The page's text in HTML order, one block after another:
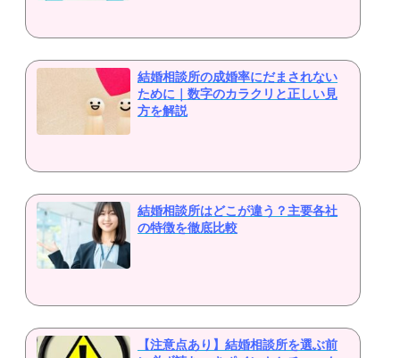
結婚相談所の成婚率にだまされない
ために｜数字のカラクリと正しい見
方を解説
結婚相談所はどこが違う？主要各社
の特徴を徹底比較
【注意点あり】結婚相談所を選ぶ前